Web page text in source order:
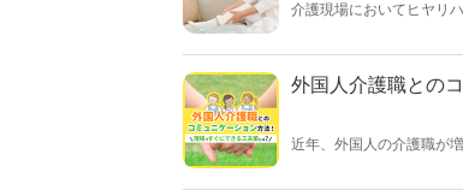
介護現場においてヒヤリ
ハットの定義について確
外国人介護職との
近年、外国人の介護職が
に苦戦することも多いの